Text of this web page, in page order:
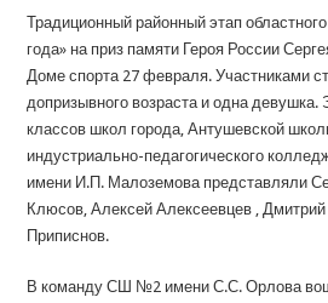
Традиционный районный этап
года» на приз памяти Героя России
Доме спорта 27 февраля. Участниками
допризывного возраста и одна
классов школ города, Антушевской
индустриально-педагогического
имени И.П. Малоземова представляли
Клюсов, Алексей Алексеевцев ,
Приписнов.
В команду СШ №2 имени С.С. Орлова